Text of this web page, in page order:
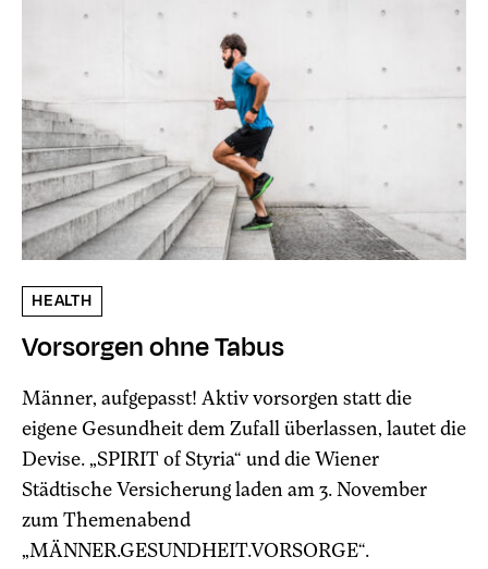
HEALTH
Vorsorgen ohne Tabus
Männer, aufgepasst! Aktiv vorsorgen statt die
eigene Gesundheit dem Zufall überlassen, lautet die
Devise. „SPIRIT of Styria“ und die Wiener
Städtische Versicherung laden am 3. November
zum Themenabend
„MÄNNER.GESUNDHEIT.VORSORGE“.